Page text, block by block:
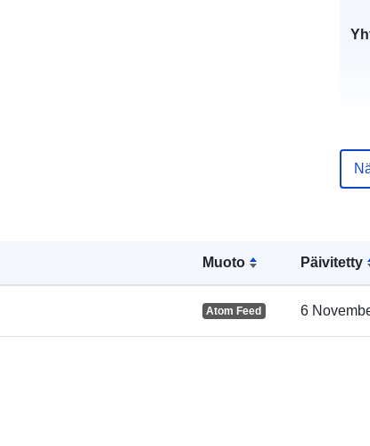
Muoto Päivitetty
Atom Feed 6